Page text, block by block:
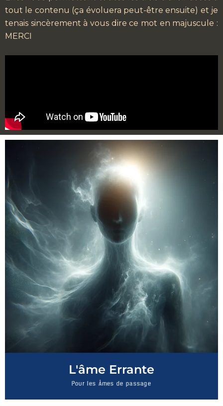
tout le contenu (ça évoluera peut-être ensuite) et je
tenais sincèrement à vous dire ce mot en majuscule :
MERCI
L'âme Errante
Pour les Âmes de passage